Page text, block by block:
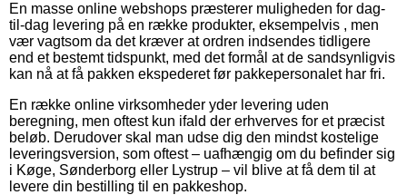
En masse online webshops præsterer muligheden for dag-
til-dag levering på en række produkter, eksempelvis , men
vær vagtsom da det kræver at ordren indsendes tidligere
end et bestemt tidspunkt, med det formål at de sandsynligvis
kan nå at få pakken ekspederet før pakkepersonalet har fri.
En række online virksomheder yder levering uden
beregning, men oftest kun ifald der erhverves for et præcist
beløb. Derudover skal man udse dig den mindst kostelige
leveringsversion, som oftest – uafhængig om du befinder sig
i Køge, Sønderborg eller Lystrup – vil blive at få dem til at
levere din bestilling til en pakkeshop.